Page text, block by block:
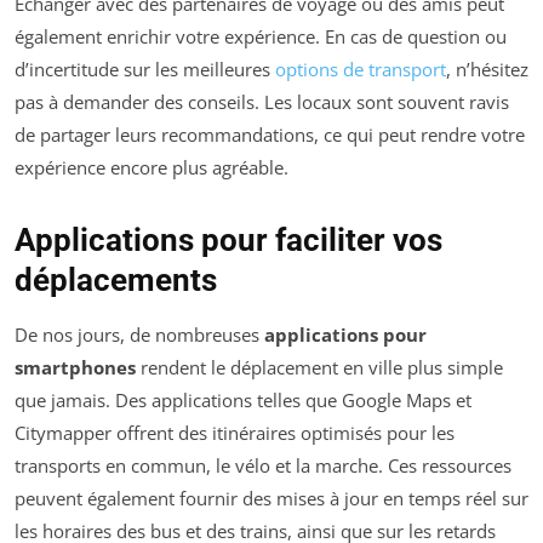
également enrichir votre expérience. En cas de question ou
d’incertitude sur les meilleures options de transport, n’hésitez
pas à demander des conseils. Les locaux sont souvent ravis
de partager leurs recommandations, ce qui peut rendre votre
expérience encore plus agréable.
Applications pour faciliter vos
déplacements
De nos jours, de nombreuses applications pour
smartphones rendent le déplacement en ville plus simple
que jamais. Des applications telles que Google Maps et
Citymapper offrent des itinéraires optimisés pour les
transports en commun, le vélo et la marche. Ces ressources
peuvent également fournir des mises à jour en temps réel sur
les horaires des bus et des trains, ainsi que sur les retards